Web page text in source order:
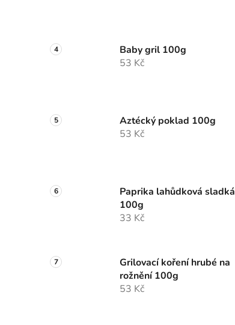
Baby gril 100g
53 Kč
Aztécký poklad 100g
53 Kč
Paprika lahůdková sladká
100g
33 Kč
Grilovací koření hrubé na
rožnění 100g
53 Kč